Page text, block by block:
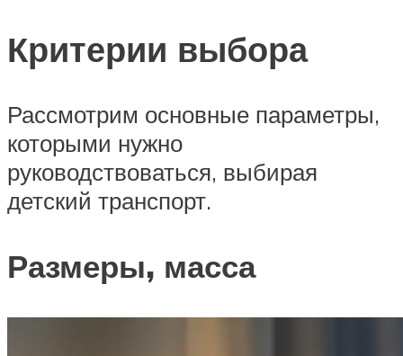
Критерии выбора
Рассмотрим основные параметры,
которыми нужно
руководствоваться, выбирая
детский транспорт.
Размеры, масса